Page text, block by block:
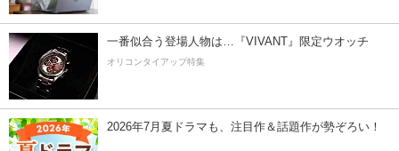
一番似合う登場人物は…『VIVANT』限定ウオッチ
オリコンタイアップ特集
2026年7月夏ドラマも、注目作＆話題作が勢ぞろい！